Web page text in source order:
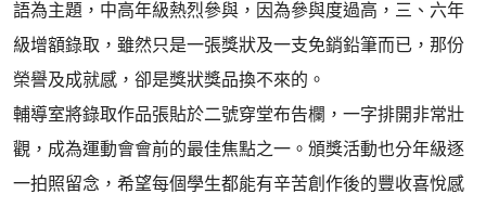
語為主題，中高年級熱烈參與，因為參與度過高，三、六年
級增額錄取，雖然只是一張獎狀及一支免銷鉛筆而已，那份
榮譽及成就感，卻是獎狀獎品換不來的。
輔導室將錄取作品張貼於二號穿堂布告欄，一字排開非常壯
觀，成為運動會會前的最佳焦點之一。頒獎活動也分年級逐
一拍照留念，希望每個學生都能有辛苦創作後的豐收喜悅感